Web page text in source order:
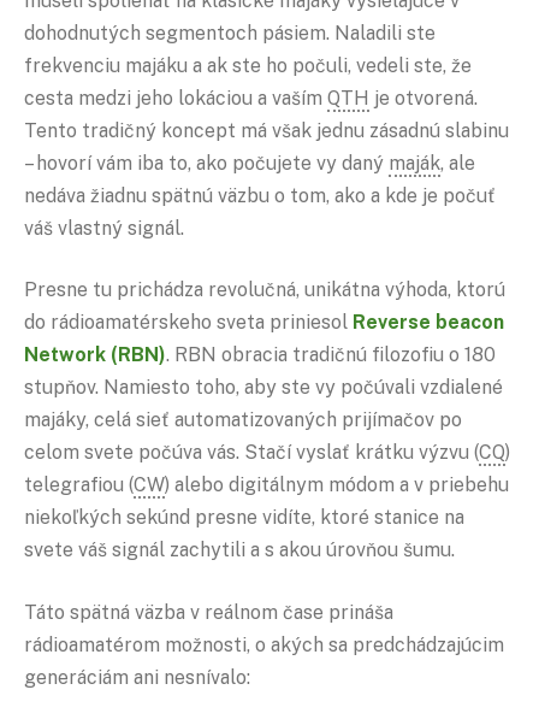
dohodnutých segmentoch pásiem. Naladili ste
frekvenciu majáku a ak ste ho počuli, vedeli ste, že
cesta medzi jeho lokáciou a vaším QTH je otvorená.
Tento tradičný koncept má však jednu zásadnú slabinu
– hovorí vám iba to, ako počujete vy daný maják, ale
nedáva žiadnu spätnú väzbu o tom, ako a kde je počuť
váš vlastný signál.
Presne tu prichádza revolučná, unikátna výhoda, ktorú
do rádioamatérskeho sveta priniesol Reverse beacon
Network ( RBN). RBN obracia tradičnú filozofiu o 180
stupňov. Namiesto toho, aby ste vy počúvali vzdialené
majáky, celá sieť automatizovaných prijímačov po
celom svete počúva vás. Stačí vyslať krátku výzvu (CQ)
telegrafiou (CW) alebo digitálnym módom a v priebehu
niekoľkých sekúnd presne vidíte, ktoré stanice na
svete váš signál zachytili a s akou úrovňou šumu.
Táto spätná väzba v reálnom čase prináša
rádioamatérom možnosti, o akých sa predchádzajúcim
generáciám ani nesnívalo: